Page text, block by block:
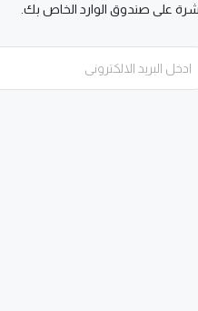
على صندوق الوارد الخاص بك.